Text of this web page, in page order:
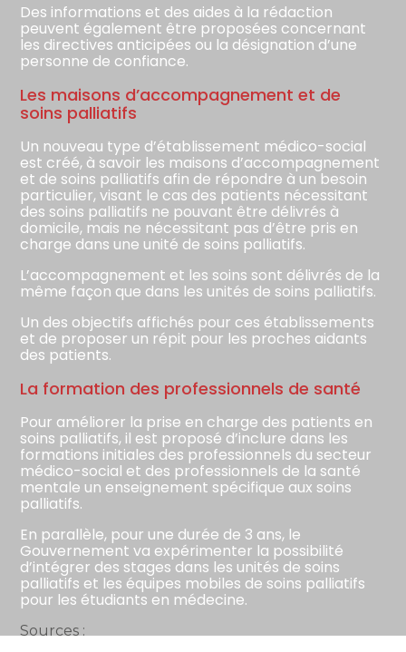
Des informations et des aides à la rédaction
peuvent également être proposées concernant
les directives anticipées ou la désignation d’une
personne de confiance.
Les maisons d’accompagnement et de
soins palliatifs
Un nouveau type d’établissement médico-social
est créé, à savoir les maisons d’accompagnement
et de soins palliatifs afin de répondre à un besoin
particulier, visant le cas des patients nécessitant
des soins palliatifs ne pouvant être délivrés à
domicile, mais ne nécessitant pas d’être pris en
charge dans une unité de soins palliatifs.
L’accompagnement et les soins sont délivrés de la
même façon que dans les unités de soins palliatifs.
Un des objectifs affichés pour ces établissements
et de proposer un répit pour les proches aidants
des patients.
La formation des professionnels de santé
Pour améliorer la prise en charge des patients en
soins palliatifs, il est proposé d’inclure dans les
formations initiales des professionnels du secteur
médico-social et des professionnels de la santé
mentale un enseignement spécifique aux soins
palliatifs.
En parallèle, pour une durée de 3 ans, le
Gouvernement va expérimenter la possibilité
d’intégrer des stages dans les unités de soins
palliatifs et les équipes mobiles de soins palliatifs
pour les étudiants en médecine.
Sources :